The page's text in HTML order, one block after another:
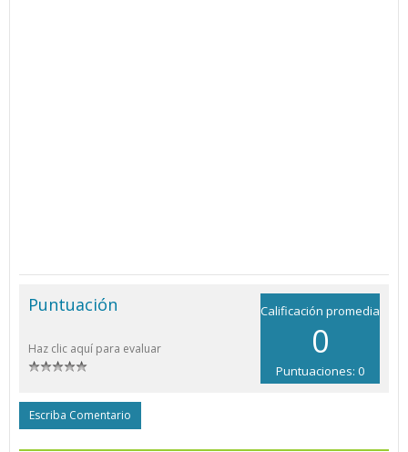
Calificación promedia
0
Puntuaciones: 0
Puntuación
Haz clic aquí para evaluar
Escriba Comentario